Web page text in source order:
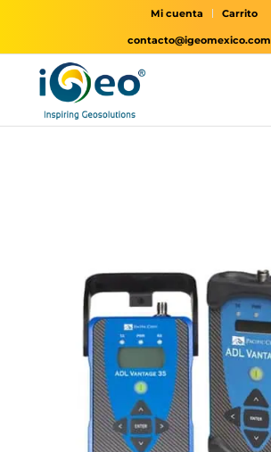
Mi cuenta Carrito
contacto@igeomexico.com